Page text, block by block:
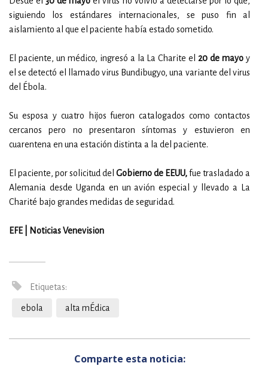
siguiendo los estándares internacionales, se puso fin al
aislamiento al que el paciente había estado sometido.
El paciente, un médico, ingresó a la La Charite el 20 de mayo y
el se detectó el llamado virus Bundibugyo, una variante del virus
del Ébola.
Su esposa y cuatro hijos fueron catalogados como contactos
cercanos pero no presentaron síntomas y estuvieron en
cuarentena en una estación distinta a la del paciente.
El paciente, por solicitud del Gobierno de EEUU,fue trasladado a
Alemania desde Uganda en un avión especial y llevado a La
Charité bajo grandes medidas de seguridad.
EFE | Noticias Venevision
Etiquetas:
ebola alta mÉdica
Comparte esta noticia: